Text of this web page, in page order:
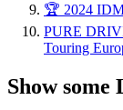
🏆 2024
PURE
Touring
Show some